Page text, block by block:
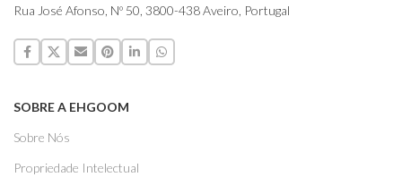
Rua José Afonso, Nº 50, 3800-438 Aveiro, Portugal
SOBRE A EHGOOM
Sobre Nós
Propriedade Intelectual